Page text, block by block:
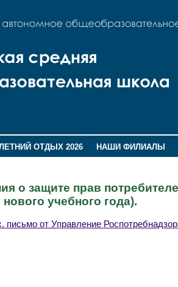
ОТДЫХ 2026
НАШИ ФИЛИАЛЫ
о защите прав
учебного года).
письмо от Управление